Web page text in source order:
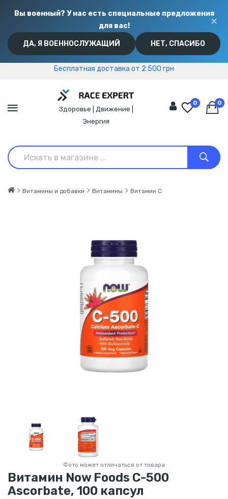
Вы военный? У нас есть специальные предложения
для вас!
ДА, Я ВОЕННОСЛУЖАЩИЙ НЕТ, СПАСИБО
✕
Бесплатная доставка от 2 500 грн
Бесплатная доставка от 2 500 грн
Здоровье | Движение |
Энергия
0 0
Витамины и добавки Витамины Витамин C
Фото может отличаться от товара
Витамин Now Foods C-500
Ascorbate, 100 капсул